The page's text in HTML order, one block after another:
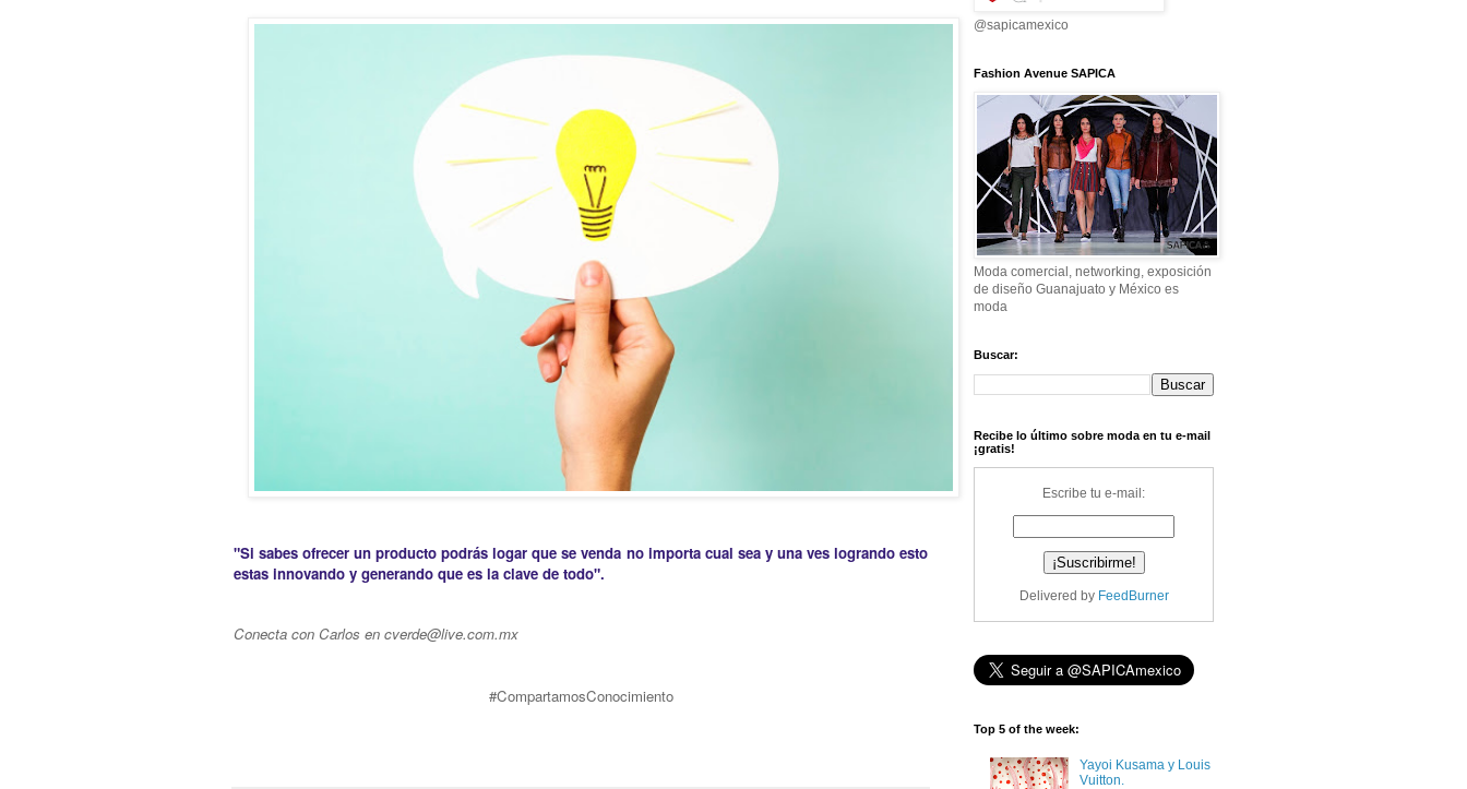
"Si sabes ofrecer un producto podrás logar que se venda no importa cual sea y una ves logrando esto
estas innovando y generando que es la clave de todo".
Conecta con Carlos en cverde@live.com.mx
#CompartamosConocimiento
@sapicamexico
Fashion Avenue SAPICA
Moda comercial, networking, exposición
de diseño Guanajuato y México es
moda
Buscar:
Recibe lo último sobre moda en tu e-mail
¡gratis!
Escribe tu e-mail:
Delivered by FeedBurner
Top 5 of the week:
Yayoi Kusama y Louis
Vuitton.